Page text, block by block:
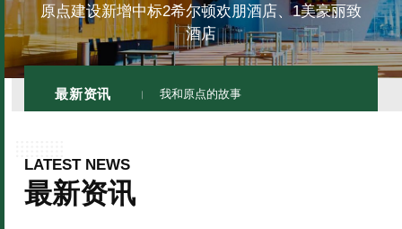
原点建设新增中标2希尔顿欢朋酒店、1美豪丽致
酒店
最新资讯 我和原点的故事
LATEST NEWS
最新资讯